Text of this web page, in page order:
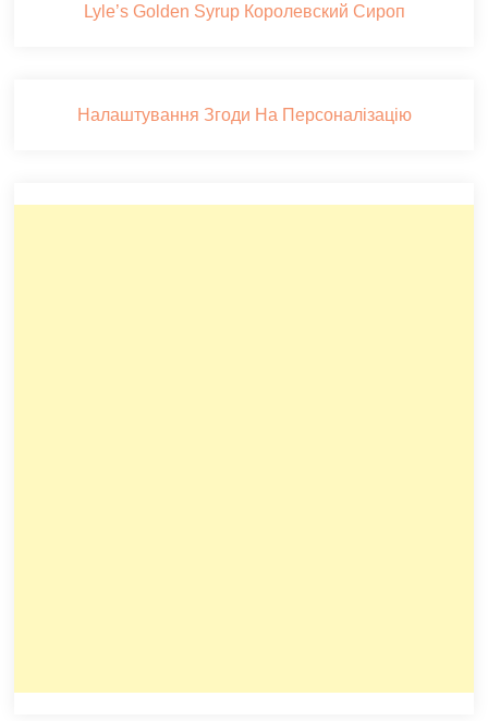
Lyle’s Golden Syrup Королевский Сироп
Налаштування Згоди На Персоналізацію